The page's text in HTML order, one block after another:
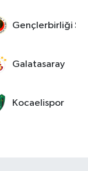
Gençlerbirliği
Galatasaray
Kocaelispor